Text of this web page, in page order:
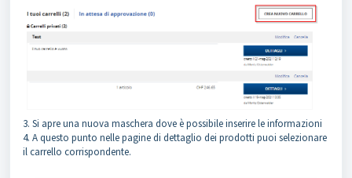
3. Si apre una nuova maschera dove è possibile inserire le informazioni
4. A questo punto nelle pagine di dettaglio dei prodotti puoi selezionare
il carrello corrispondente.